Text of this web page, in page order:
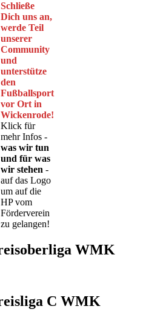
Schließe
Dich uns an,
werde Teil
unserer
Community
und
unterstütze
den
Fußballsport
vor Ort in
Wickenrode!
Klick für
mehr Infos -
was wir tun
und für was
wir stehen -
auf das Logo
um auf die
HP vom
Förderverein
zu gelangen!
WMK
C WMK